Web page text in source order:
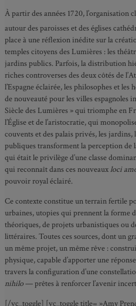
À partir des années 1720, l’organisation
autour des paroisses et des églises
place à une réflexion inédite sur la
temples citoyens des Lumières : les
jardins publics. Parfois, la distribution
riches controverses des deux côtés de
l’Espagne éclairée, les philosophes et
de nouveauté pour les villes espagnoles
Siècle des Lumières » qui triomphe en
l’Église et de l’aristocratie, qui
couvents et des palais privés, les jardins,
publiques transforment la perception de
qui était le privilège d’une classe
qui reconnaît dans ces nouveauxloci
pouvoir royal éclairé.
Ce contexte constitue un terrain fertile
urbaines, utopies qui prennent la forme
théoriques, de projets urbanistiques ou
littéraires. Toutes ces sources, dont un
un même projet, un même rêve :
physique, capable d’apporter une
travers la configuration d’une
nihilo— prêtes à renforcer l’avenir
[/vc_toggle] [vc_toggle title= »Amy